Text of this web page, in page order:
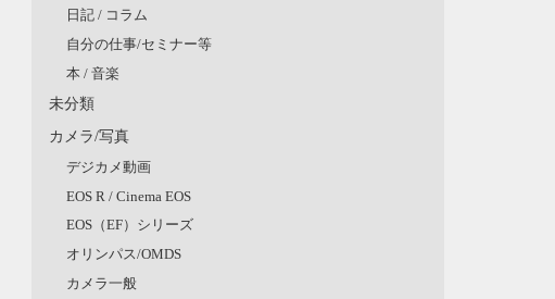
日記 / コラム
自分の仕事/セミナー等
本 / 音楽
未分類
カメラ/写真
デジカメ動画
EOS R / Cinema EOS
EOS（EF）シリーズ
オリンパス/OMDS
カメラ一般